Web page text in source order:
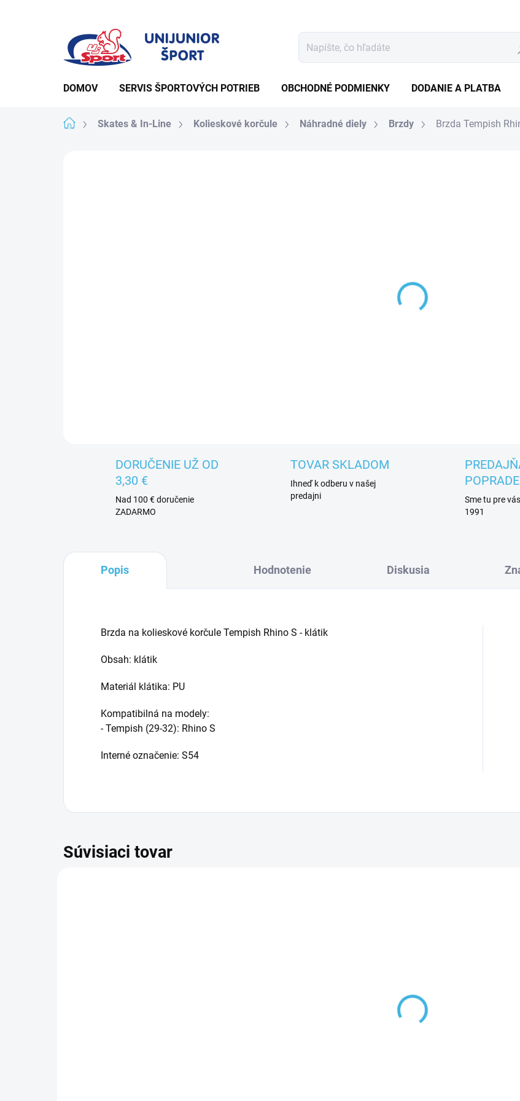
DOMOV SERVIS ŠPORTOVÝCH POTRIEB OBCHODNÉ PODMIENKY DODANIE A PLATBA
DomovSkates & In-Line Kolieskové korčule Náhradné diely Brzdy Brzda Tempish
DORUČENIE UŽ OD
3,30 €
Nad 100 € doručenie
ZADARMO
TOVAR SKLADOM
Ihneď k odberu v našej
predajni
POPRADE
Sme tu pre
1991
Súvisiaci tovar
Popis Hodnotenie Diskusia
Brzda na kolieskové korčule Tempish Rhino S - klátik
Obsah: klátik
Materiál klátika: PU
Kompatibilná na modely:
- Tempish (29-32): Rhino S
Interné označenie: S54